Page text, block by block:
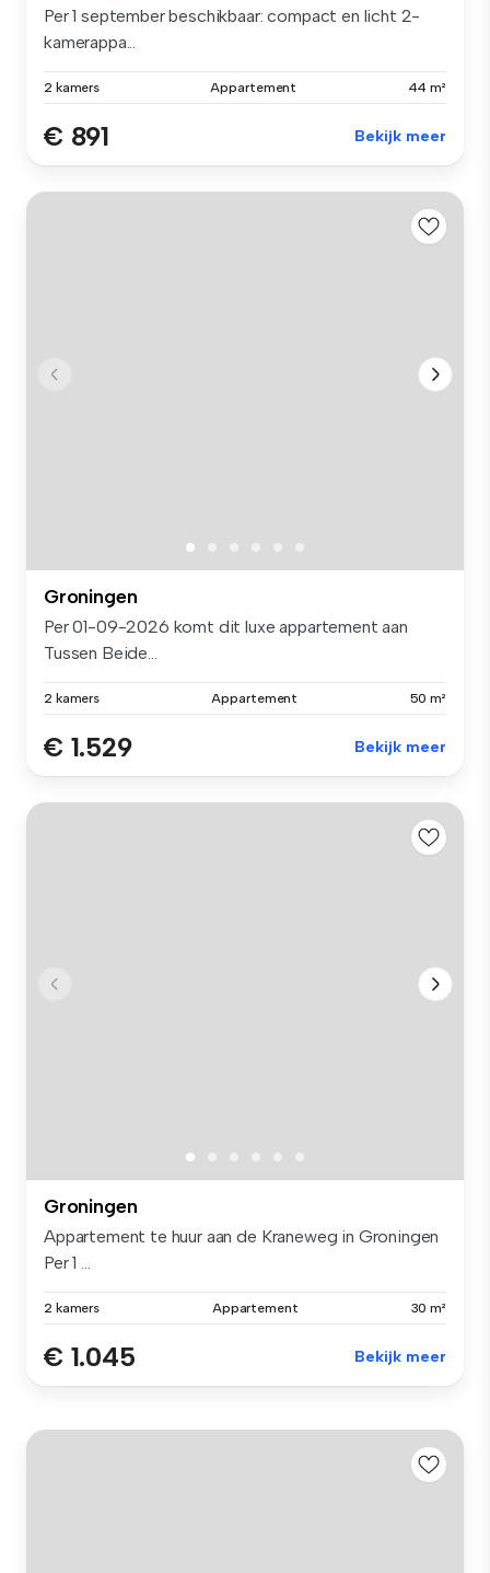
Per 1 september beschikbaar: compact en licht 2-
kamerappa...
2 kamers Appartement 44 m²
€ 891 Bekijk meer
Groningen
Per 01-09-2026 komt dit luxe appartement aan
Tussen Beide...
2 kamers Appartement 50 m²
€ 1.529 Bekijk meer
Groningen
Appartement te huur aan de Kraneweg in Groningen
Per 1 ...
2 kamers Appartement 30 m²
€ 1.045 Bekijk meer